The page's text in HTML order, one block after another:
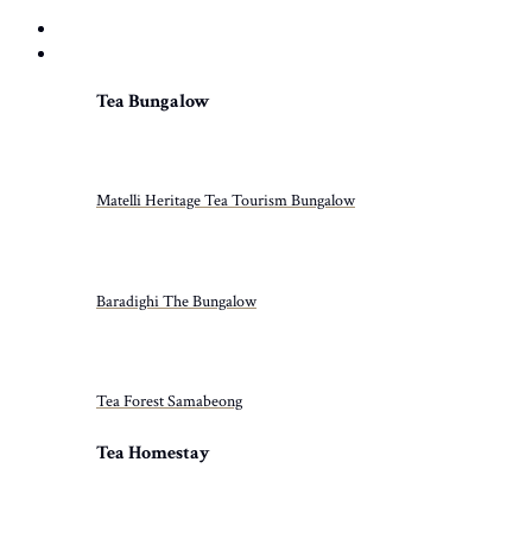
Tea Bungalow
Matelli Heritage Tea Tourism Bungalow
Baradighi The Bungalow
Tea Forest Samabeong
Tea Homestay